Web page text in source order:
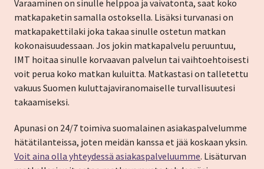
Varaaminen on sinulle helppoa ja vaivatonta, saat koko
matkapaketin samalla ostoksella. Lisäksi turvanasi on
matkapakettilaki joka takaa sinulle ostetun matkan
kokonaisuudessaan. Jos jokin matkapalvelu peruuntuu,
IMT hoitaa sinulle korvaavan palvelun tai vaihtoehtoisesti
voit perua koko matkan kuluitta. Matkastasi on talletettu
vakuus Suomen kuluttajaviranomaiselle turvallisuutesi
takaamiseksi.
Apunasi on 24/7 toimiva suomalainen asiakaspalvelumme
hätätilanteissa, joten meidän kanssa et jää koskaan yksin.
Voit aina olla yhteydessä asiakaspalveluumme. Lisäturvan